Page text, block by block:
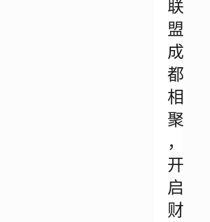
联
盟
成
都
相
聚
，
开
启
财